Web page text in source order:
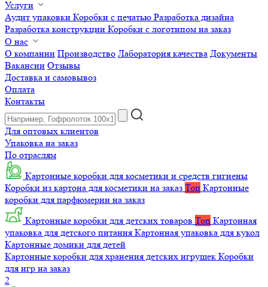
Услуги
Аудит упаковки Коробки с печатью Разработка дизайна
Разработка конструкции Коробки с логотипом на заказ
О нас
О компании Производство Лаборатория качества Документы
Вакансии Отзывы
Доставка и самовывоз
Оплата
Контакты
Для оптовых клиентов
Упаковка на заказ
По отраслям
Картонные коробки для косметики и средств гигиены
Коробки из картона для косметики на заказ Топ Картонные
коробки для парфюмерии на заказ
Картонные коробки для детских товаров Топ Картонная
упаковка для детского питания Картонная упаковка для кукол
Картонные домики для детей
Картонные коробки для хранения детских игрушек Коробки
для игр на заказ
2